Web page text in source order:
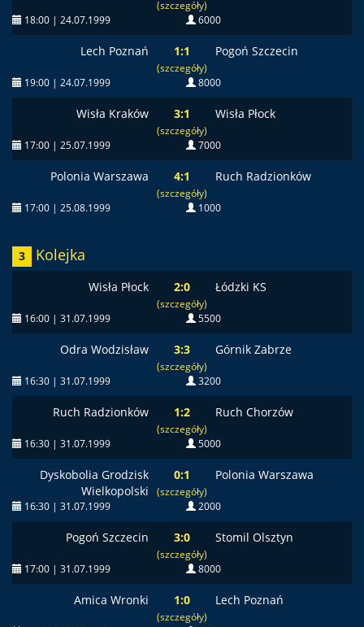
(szczegóły)
18:00 | 24.07.1999 6000
Lech Poznań 1:1
(szczegóły)
Pogoń Szczecin
19:00 | 24.07.1999 8000
Wisła Kraków 3:1
(szczegóły)
Wisła Płock
17:00 | 25.07.1999 7000
Polonia Warszawa 4:1
(szczegóły)
Ruch Radzionków
17:00 | 25.08.1999 1000
3 Kolejka
Wisła Płock 2:0
(szczegóły)
Łódzki KS
16:00 | 31.07.1999 5500
Odra Wodzisław 3:3
(szczegóły)
Górnik Zabrze
16:30 | 31.07.1999 3200
Ruch Radzionków 1:2
(szczegóły)
Ruch Chorzów
16:30 | 31.07.1999 5000
Dyskobolia Grodzisk
Wielkopolski
0:1
(szczegóły)
Polonia Warszawa
16:30 | 31.07.1999 2000
Pogoń Szczecin 3:0
(szczegóły)
Stomil Olsztyn
17:00 | 31.07.1999 8000
Amica Wronki 1:0
(szczegóły)
Lech Poznań